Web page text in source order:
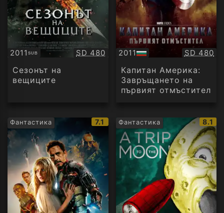
2011SUB
Субтитри Качество:
SD 480
Сезонът на
вещиците
2011
БГ
аудио
SD 480
Капитан Америка:
Завръщането на
първият отмъстител
Фантастика
IMDb
рейтинг:
7.1 Фантастика
IMDb
8.1